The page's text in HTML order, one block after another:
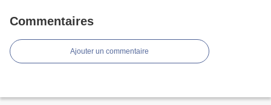
Commentaires
Ajouter un commentaire